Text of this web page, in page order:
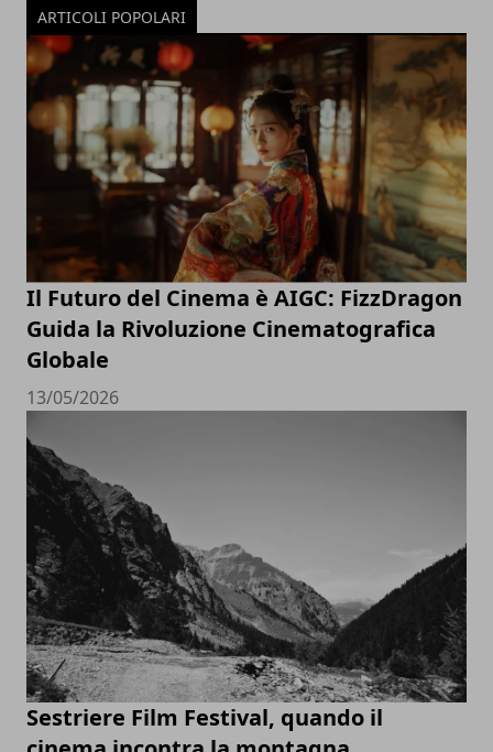
ARTICOLI POPOLARI
Il Futuro del Cinema è AIGC: FizzDragon
Guida la Rivoluzione Cinematografica
Globale
13/05/2026
Sestriere Film Festival, quando il